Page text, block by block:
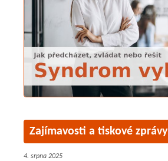
Zajímavosti a tiskové zprávy
4. srpna 2025